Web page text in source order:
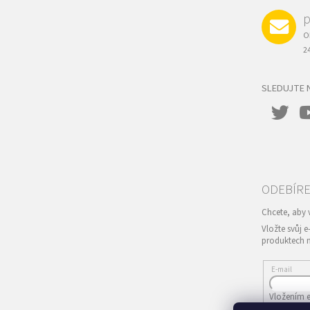
SLEDUJTE
Vložte svůj
produktech
E-mail
Vložením